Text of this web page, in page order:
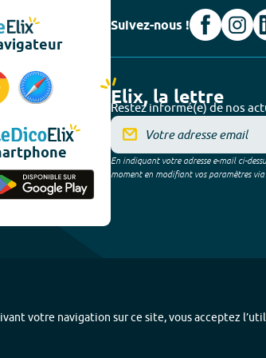
Suivez-nous !
Elix, la lettre
Restez informé(e) de nos
En indiquant votre adresse e-mail ci-
moment en modifiant vos paramètres via
votre navigation sur ce site, vous acceptez